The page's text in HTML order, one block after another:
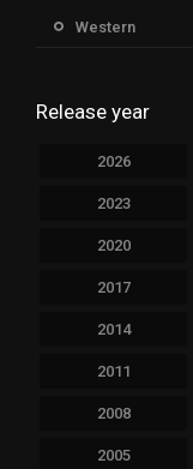
Western
Release year
2026
2023
2020
2017
2014
2011
2008
2005